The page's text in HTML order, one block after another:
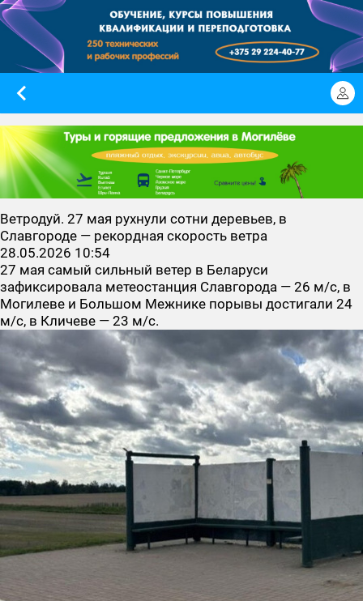
Ветродуй. 27 мая рухнули сотни деревьев, в
Славгороде — рекордная скорость ветра
28.05.2026 10:54
27 мая самый сильный ветер в Беларуси
зафиксировала метеостанция Славгорода — 26 м/с, в
Могилеве и Большом Межнике порывы достигали 24
м/с, в Кличеве — 23 м/с.